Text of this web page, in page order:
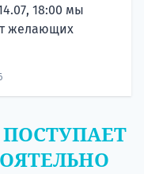
18:00 мы
желающих